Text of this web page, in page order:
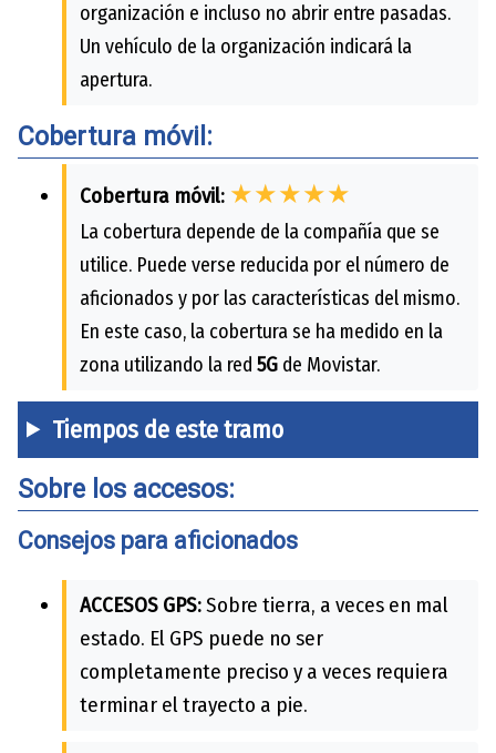
organización e incluso no abrir entre pasadas.
Un vehículo de la organización indicará la
apertura.
Cobertura móvil:
Cobertura móvil: ★★★★★
La cobertura depende de la compañía que se
utilice. Puede verse reducida por el número de
aficionados y por las características del mismo.
En este caso, la cobertura se ha medido en la
zona utilizando la red 5G de Movistar.
Tiempos de este tramo
Sobre los accesos:
Consejos para aficionados
ACCESOS GPS:Sobre tierra, a veces en mal
estado. El GPS puede no ser
completamente preciso y a veces requiera
terminar el trayecto a pie.